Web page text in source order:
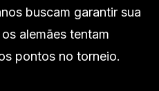
buscam garantir sua
alemães tentam
pontos no torneio.